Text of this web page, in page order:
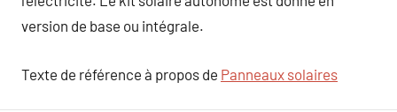
version de base ou intégrale.
Texte de référence à propos de Panneaux solaires